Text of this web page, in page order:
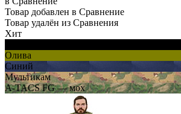
Товар добавлен в Сравнение
Товар удалён из Сравнения
Хит
Олива
Синий
Мультикам
A-TACS FG — мох